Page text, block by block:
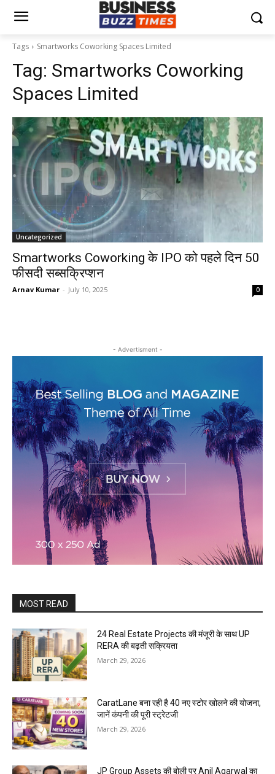
Tags Smartworks Coworking Spaces Limited
Tag: Smartworks Coworking
Spaces Limited
Uncategorized
Smartworks Coworking के IPO को पहले दिन 50
फीसदी सब्सक्रिप्शन
Arnav Kumar - July 10, 2025 0
- Advertisment -
MOST READ
24 Real Estate Projects की मंजूरी के साथ UP
RERA की बढ़ती सक्रियता
March 29, 2026
CaratLane बना रही है 40 नए स्टोर खोलने की योजना,
जानें कंपनी की पूरी स्ट्रेटजी
March 29, 2026
JP Group Assets की बोली पर Anil Agarwal का